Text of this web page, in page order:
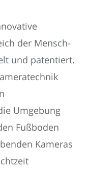
der Mensch-
und patentiert.
Umgebung
Fußboden
Kameras